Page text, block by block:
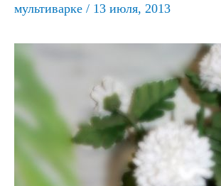
мультиварке / 13 июля, 2013